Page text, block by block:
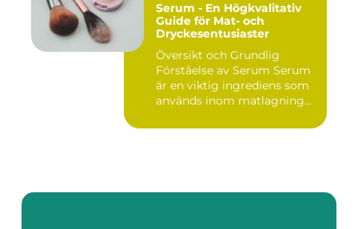
Serum - En Högkvalitativ
Guide för Mat- och
Dryckesentusiaster
Översikt och Grundlig
Förståelse av Serum Serum
är en viktig ingrediens som
används inom matlagning...